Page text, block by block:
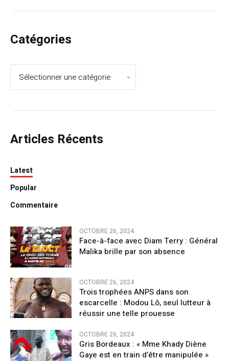
Catégories
Articles Récents
Latest
Popular
Commentaire
OCTOBRE 26, 2024
Face-à-face avec Diam Terry : Général
Malika brille par son absence
OCTOBRE 26, 2024
Trois trophées ANPS dans son
escarcelle : Modou Lô, seul lutteur à
réussir une telle prouesse
OCTOBRE 26, 2024
Gris Bordeaux : « Mme Khady Diène
Gaye est en train d’être manipulée »